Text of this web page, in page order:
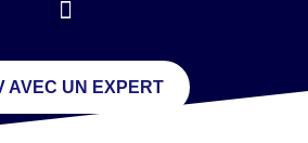
AVEC UN EXPERT